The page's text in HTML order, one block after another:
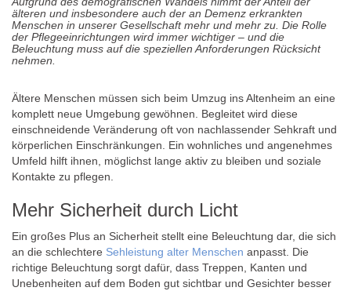
älteren und insbesondere auch der an Demenz erkrankten
Menschen in unserer Gesellschaft mehr und mehr zu. Die Rolle
der Pflegeeinrichtungen wird immer wichtiger – und die
Beleuchtung muss auf die speziellen Anforderungen Rücksicht
nehmen.
Ältere Menschen müssen sich beim Umzug ins Altenheim an eine
komplett neue Umgebung gewöhnen. Begleitet wird diese
einschneidende Veränderung oft von nachlassender Sehkraft und
körperlichen Einschränkungen. Ein wohnliches und angenehmes
Umfeld hilft ihnen, möglichst lange aktiv zu bleiben und soziale
Kontakte zu pflegen.
Mehr Sicherheit durch Licht
Ein großes Plus an Sicherheit stellt eine Beleuchtung dar, die sich
an die schlechtere Sehleistung alter Menschen anpasst. Die
richtige Beleuchtung sorgt dafür, dass Treppen, Kanten und
Unebenheiten auf dem Boden gut sichtbar und Gesichter besser